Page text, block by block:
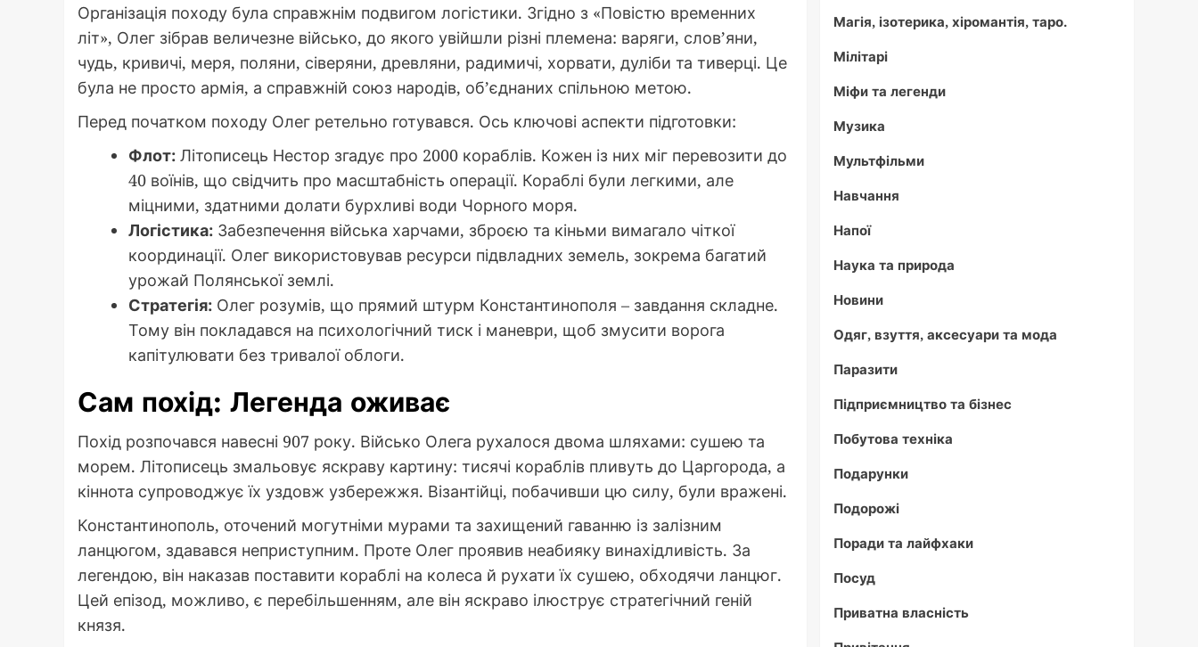
Організація походу була справжнім подвигом логістики. Згідно з «Повістю временних
літ», Олег зібрав величезне військо, до якого увійшли різні племена: варяги, слов’яни,
чудь, кривичі, меря, поляни, сіверяни, древляни, радимичі, хорвати, дуліби та тиверці. Це
була не просто армія, а справжній союз народів, об’єднаних спільною метою.
Перед початком походу Олег ретельно готувався. Ось ключові аспекти підготовки:
Флот: Літописець Нестор згадує про 2000 кораблів. Кожен із них міг перевозити до
40 воїнів, що свідчить про масштабність операції. Кораблі були легкими, але
міцними, здатними долати бурхливі води Чорного моря.
Логістика: Забезпечення війська харчами, зброєю та кіньми вимагало чіткої
координації. Олег використовував ресурси підвладних земель, зокрема багатий
урожай Полянської землі.
Стратегія: Олег розумів, що прямий штурм Константинополя – завдання складне.
Тому він покладався на психологічний тиск і маневри, щоб змусити ворога
капітулювати без тривалої облоги.
Сам похід: Легенда оживає
Похід розпочався навесні 907 року. Військо Олега рухалося двома шляхами: сушею та
морем. Літописець змальовує яскраву картину: тисячі кораблів пливуть до Царгорода, а
кіннота супроводжує їх уздовж узбережжя. Візантійці, побачивши цю силу, були вражені.
Константинополь, оточений могутніми мурами та захищений гаванню із залізним
ланцюгом, здавався неприступним. Проте Олег проявив неабияку винахідливість. За
легендою, він наказав поставити кораблі на колеса й рухати їх сушею, обходячи ланцюг.
Цей епізод, можливо, є перебільшенням, але він яскраво ілюструє стратегічний геній
князя.
Магія, ізотерика, хіромантія, таро.
Мілітарі
Міфи та легенди
Музика
Мультфільми
Навчання
Напої
Наука та природа
Новини
Одяг, взуття, аксесуари та мода
Паразити
Підприємництво та бізнес
Побутова техніка
Подарунки
Подорожі
Поради та лайфхаки
Посуд
Приватна власність